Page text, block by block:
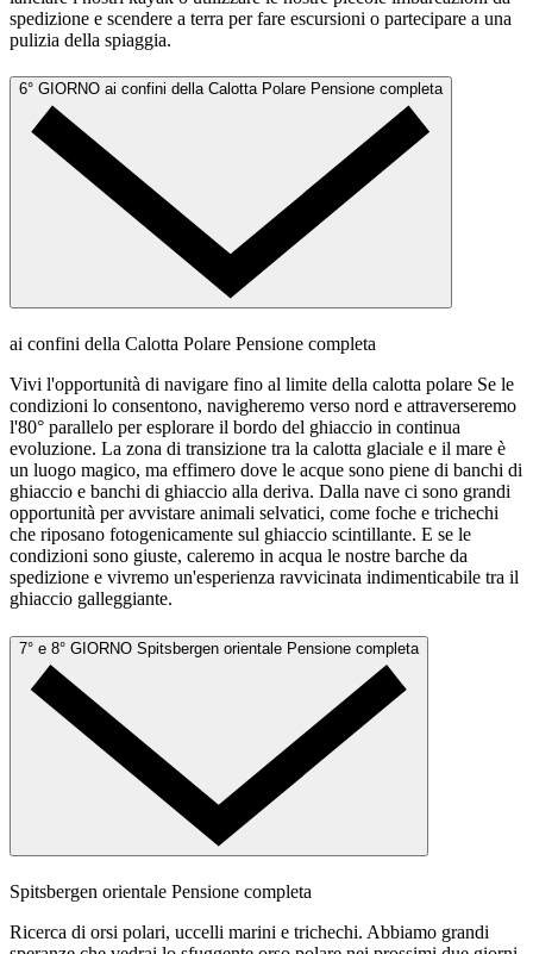
spedizione e scendere a terra per fare escursioni o partecipare a una
pulizia della spiaggia.
6° GIORNO ai confini della Calotta Polare Pensione completa
ai confini della Calotta Polare Pensione completa
Vivi l'opportunità di navigare fino al limite della calotta polare Se le
condizioni lo consentono, navigheremo verso nord e attraverseremo
l'80° parallelo per esplorare il bordo del ghiaccio in continua
evoluzione. La zona di transizione tra la calotta glaciale e il mare è
un luogo magico, ma effimero dove le acque sono piene di banchi di
ghiaccio e banchi di ghiaccio alla deriva. Dalla nave ci sono grandi
opportunità per avvistare animali selvatici, come foche e trichechi
che riposano fotogenicamente sul ghiaccio scintillante. E se le
condizioni sono giuste, caleremo in acqua le nostre barche da
spedizione e vivremo un'esperienza ravvicinata indimenticabile tra il
ghiaccio galleggiante.
7° e 8° GIORNO Spitsbergen orientale Pensione completa
Spitsbergen orientale Pensione completa
Ricerca di orsi polari, uccelli marini e trichechi. Abbiamo grandi